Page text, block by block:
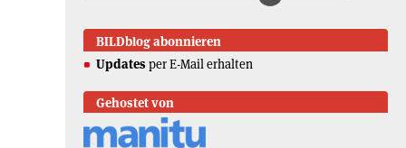
BILDblog abonnieren
Updates per E-Mail erhalten
Gehostet von